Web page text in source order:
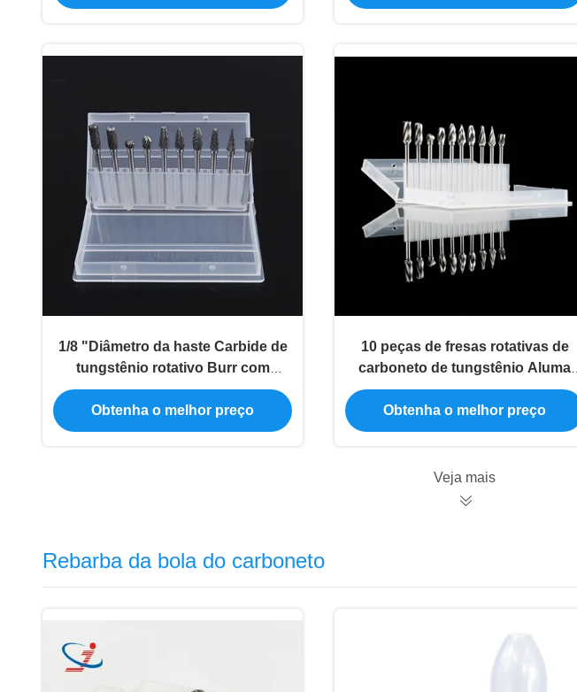
3 mm para polimento de metal e
1/8 "Diâmetro da haste Carbide de
tungstênio rotativo Burr com
cabeça de 3 mm para moedor de
matriz e afiar madeira
Obtenha o melhor preço
10 peças de fresas rotativas de
carboneto de tungstênio Aluma
Cut com haste de 1/8" e cabeça de
3*6 mm para gravação em metal
Obtenha o melhor preço
Veja mais
Rebarba da bola do carboneto